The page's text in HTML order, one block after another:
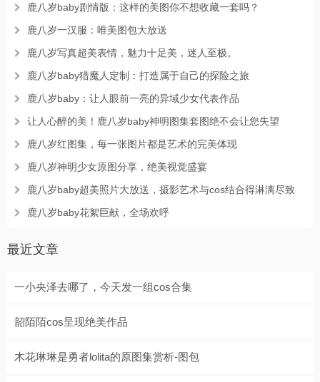
鹿八岁baby剧情版：这样的美图你不想收藏一套吗？
鹿八岁一汉服：唯美图包大放送
鹿八岁写真超美表情，魅力十足美，迷人至极。
鹿八岁baby猎魔人定制：打造属于自己的探险之旅
鹿八岁baby：让人眼前一亮的异域少女代表作品
让人心醉的美！鹿八岁baby神明图集套图绝不会让您失望
鹿八岁红图集，每一张图片都是艺术的完美体现
鹿八岁神明少女原图分享，绝美视觉盛宴
鹿八岁baby超美照片大放送，摄影艺术与cos结合得淋漓尽致
鹿八岁baby花絮巨献，全场欢呼
最近文章
一小央泽去哪了，今天发一组cos合集
韶陌陌cos呈现绝美作品
木花琳琳是勇者lolita的原图集赏析-图包